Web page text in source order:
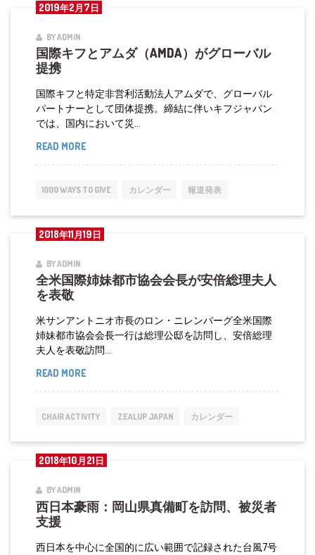
ー
ル
携
日
ラ
ル
特
命
全
権
大
を
表
訪
2019年2月7日
BY ADMIN
国際キフとアムダ（AMDA）がグローバル
提携
国際キフと特定非営利活動法人アムダで、グローバル
パートナーとして団体提携。締結に伴いキフジャパン
では、国内において災...
READ MORE国
際
キ
と
ア
ダ
が
グ
ロ
ー
バ
ル
携
1000 WAYS TO GIVE カレンダー 報道発表
2018年11月19日
BY ADMIN
全米国際姉妹都市協会会長が安倍総理夫人
を表敬
米サンアントニオ市長のロン・ニレンバーグ全米国際
姉妹都市協会会長一行は総理公邸を訪問し、安倍総理
夫人を表敬訪問...
READ MORE全
米
国
姉
妹
市
会
CHAIR ACTIVITY ZEALUP JAPAN カレンダー
2018年10月21日
BY ADMIN
西日本豪雨：岡山県真備町を訪問、被災者
支援
西日本を中心に全国的に広い範囲で記録された台風7号